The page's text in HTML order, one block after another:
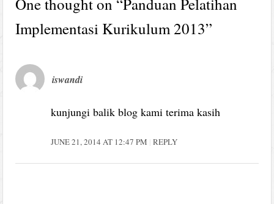
Implementasi Kurikulum 2013”
iswandi
kunjungi balik blog kami terima kasih
JUNE 21, 2014 AT 12:47 PM REPLY